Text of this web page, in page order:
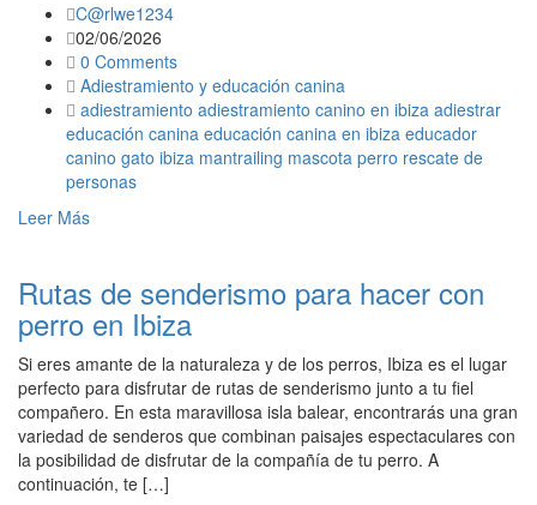
C@rlwe1234
02/06/2026
0 Comments
Adiestramiento y educación canina
adiestramiento adiestramiento canino en ibiza adiestrar
educación canina educación canina en ibiza educador
canino gato ibiza mantrailing mascota perro rescate de
personas
Leer Más
Rutas de senderismo para hacer con
perro en Ibiza
Si eres amante de la naturaleza y de los perros, Ibiza es el lugar
perfecto para disfrutar de rutas de senderismo junto a tu fiel
compañero. En esta maravillosa isla balear, encontrarás una gran
variedad de senderos que combinan paisajes espectaculares con
la posibilidad de disfrutar de la compañía de tu perro. A
continuación, te […]